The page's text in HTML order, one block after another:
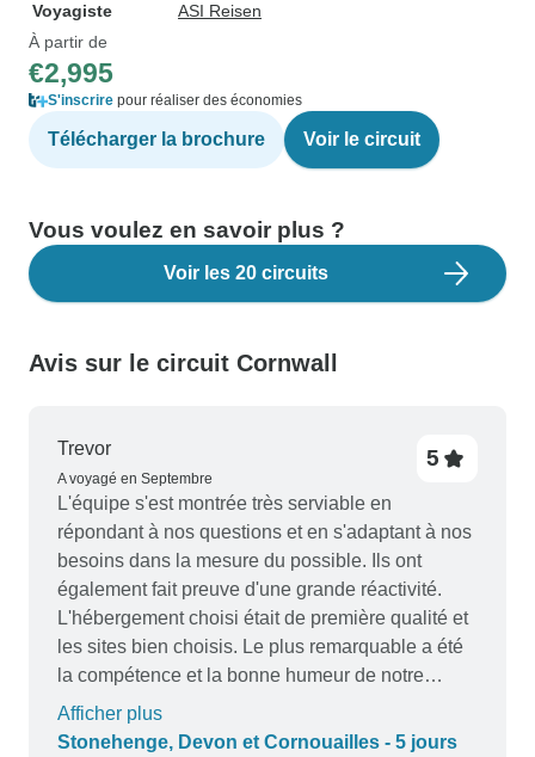
Voyagiste
ASI Reisen
À partir de
€2,995
S'inscrire pour réaliser des économies
Télécharger la brochure Voir le circuit
Vous voulez en savoir plus ?
Voir les 20 circuits
Avis sur le circuit Cornwall
Trevor
A voyagé en Septembre
5
L'équipe s'est montrée très serviable en
répondant à nos questions et en s'adaptant à nos
besoins dans la mesure du possible. Ils ont
également fait preuve d'une grande réactivité.
L'hébergement choisi était de première qualité et
les sites bien choisis. Le plus remarquable a été
la compétence et la bonne humeur de notre
chauffeur Russ.
Afficher plus
Stonehenge, Devon et Cornouailles - 5 jours